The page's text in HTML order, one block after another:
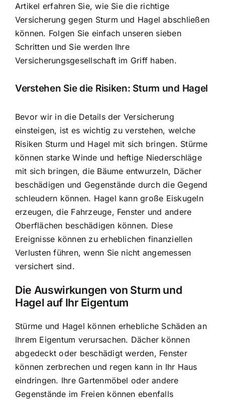
Artikel erfahren Sie, wie Sie die richtige
Versicherung gegen Sturm und Hagel abschließen
können. Folgen Sie einfach unseren sieben
Schritten und Sie werden Ihre
Versicherungsgesellschaft im Griff haben.
Verstehen Sie die Risiken: Sturm und Hagel
Bevor wir in die Details der Versicherung
einsteigen, ist es wichtig zu verstehen, welche
Risiken Sturm und Hagel mit sich bringen. Stürme
können starke Winde und heftige Niederschläge
mit sich bringen, die Bäume entwurzeln, Dächer
beschädigen und Gegenstände durch die Gegend
schleudern können. Hagel kann große Eiskugeln
erzeugen, die Fahrzeuge, Fenster und andere
Oberflächen beschädigen können. Diese
Ereignisse können zu erheblichen finanziellen
Verlusten führen, wenn Sie nicht angemessen
versichert sind.
Die Auswirkungen von Sturm und
Hagel auf Ihr Eigentum
Stürme und Hagel können erhebliche Schäden an
Ihrem Eigentum verursachen. Dächer können
abgedeckt oder beschädigt werden, Fenster
können zerbrechen und regen kann in Ihr Haus
eindringen. Ihre Gartenmöbel oder andere
Gegenstände im Freien können ebenfalls